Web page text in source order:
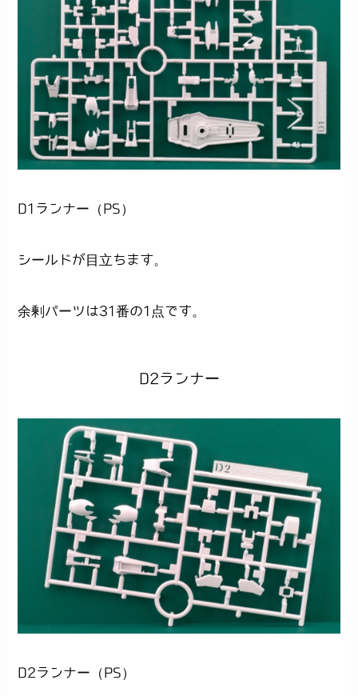
D1ランナー（PS）
シールドが目立ちます。
余剰パーツは31番の1点です。
D2ランナー
D2ランナー（PS）